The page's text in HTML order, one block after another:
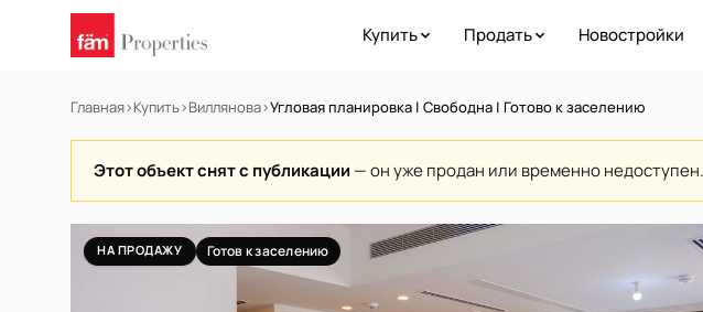
Купить Продать Новостройки
Главная›Купить›Виллянова›Угловая планировка | Свободна | Готово к заселению
Этот объект снят с публикации — он уже продан или временно
НА ПРОДАЖУ Готов к заселению